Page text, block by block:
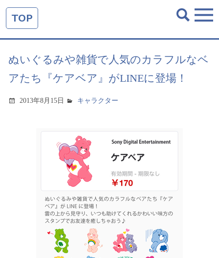
TOP
ぬいぐるみや雑貨で人気のカラフルなベ
アたち『ケアベア』がLINEに登場！
2013年8月15日 キャラクター